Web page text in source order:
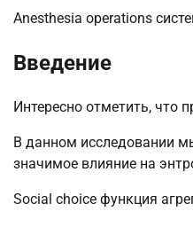
Anesthesia operations
Введение
Интересно отметить, что
В данном исследовании
значимое влияние на
Social choice функция